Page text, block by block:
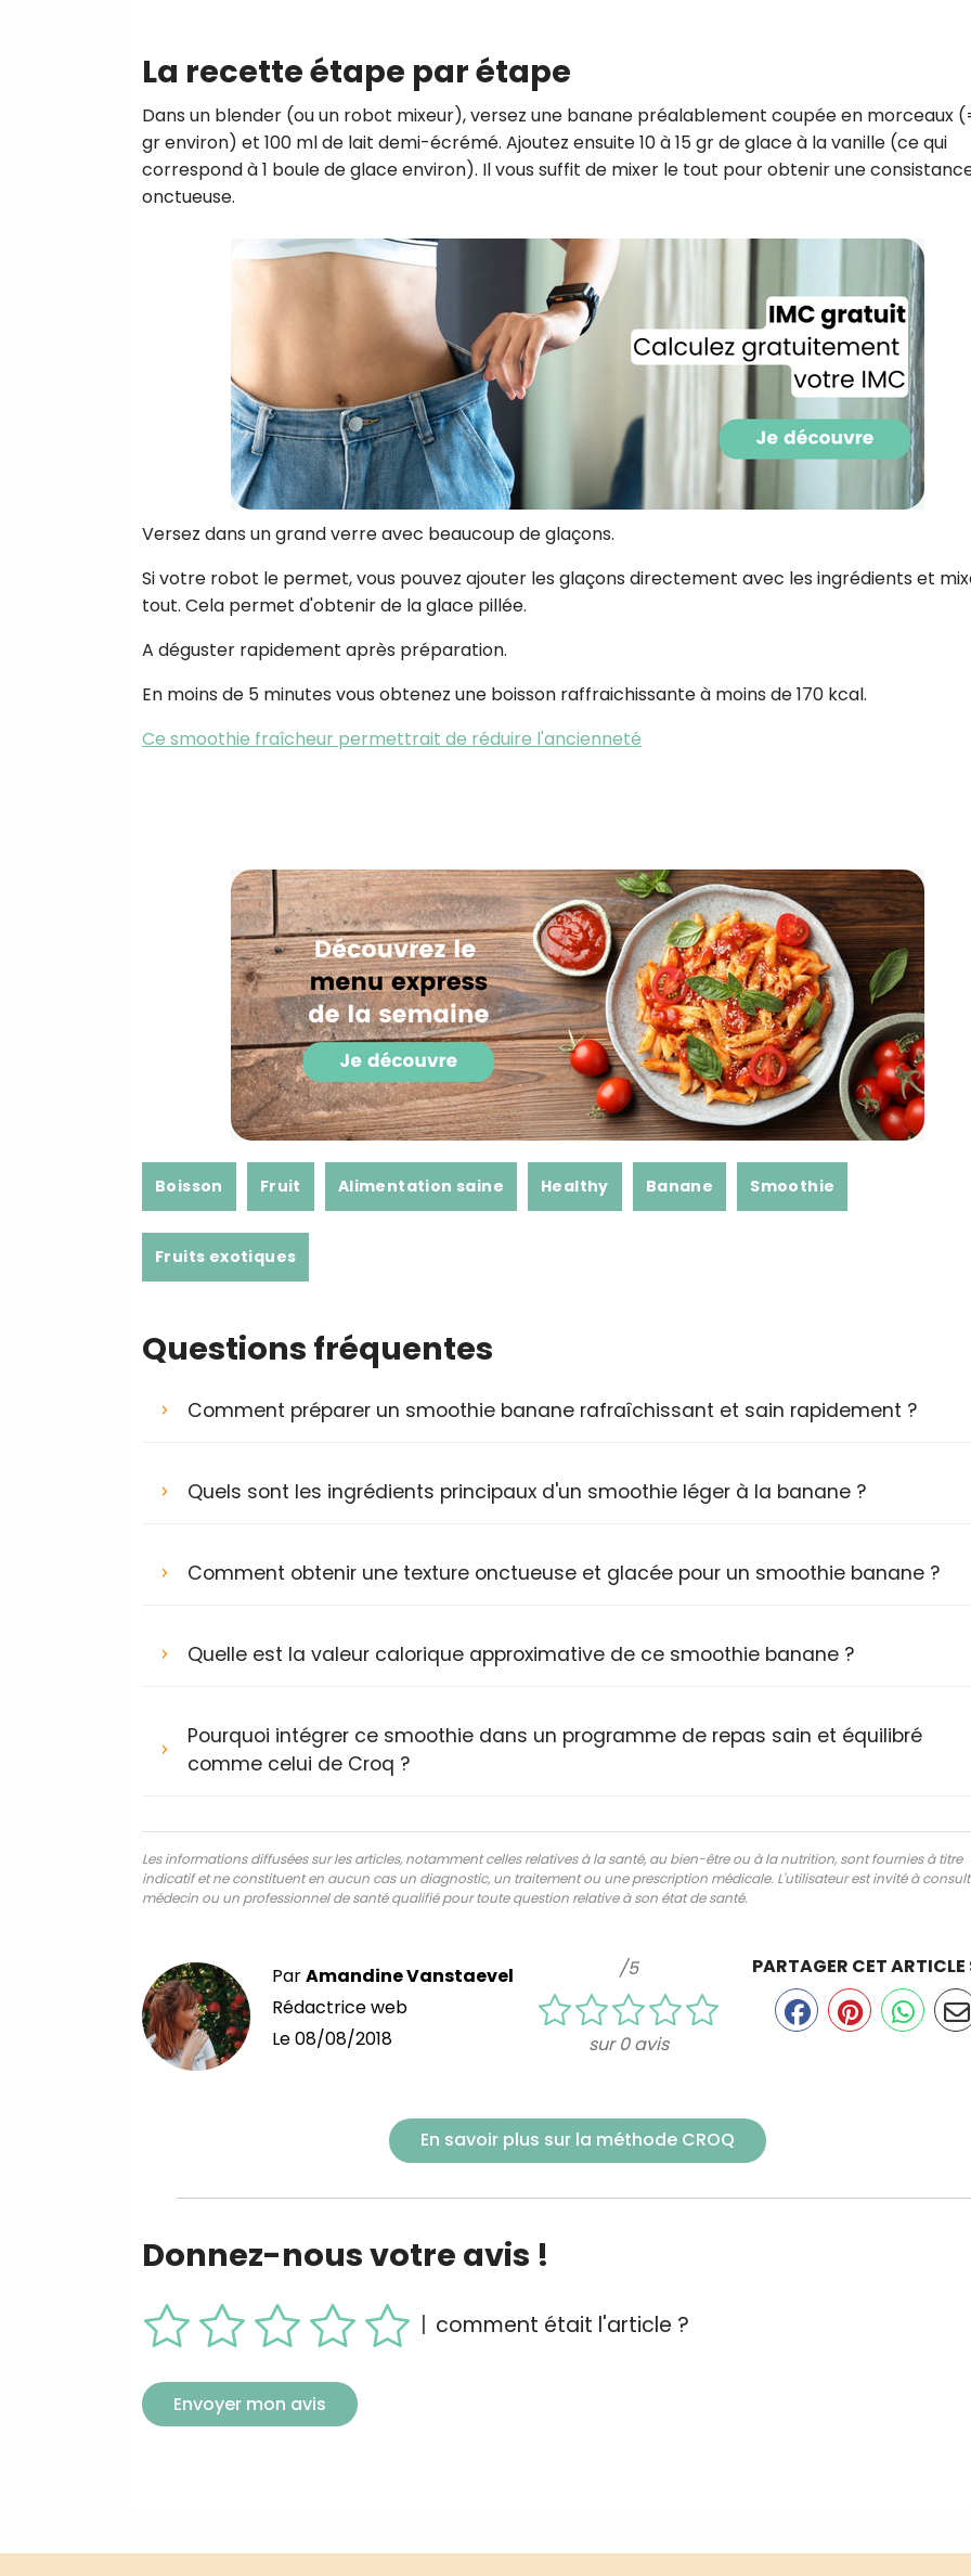
La recette étape par étape
Dans un blender (ou un robot mixeur), versez une banane préalablement coupée en morceaux
gr environ) et 100 ml de lait demi-écrémé. Ajoutez ensuite 10 à 15 gr de glace à la vanille (ce qui
correspond à 1 boule de glace environ). Il vous suffit de mixer le tout pour obtenir une
onctueuse.
Versez dans un grand verre avec beaucoup de glaçons.
Si votre robot le permet, vous pouvez ajouter les glaçons directement avec les ingrédients et
tout. Cela permet d'obtenir de la glace pillée.
A déguster rapidement après préparation.
En moins de 5 minutes vous obtenez une boisson raffraichissante à moins de 170 kcal.
Ce smoothie fraîcheur permettrait de réduire l'ancienneté
Boisson Fruit Alimentation saine Healthy Banane Smoothie
Fruits exotiques
Questions fréquentes
Comment préparer un smoothie banane rafraîchissant et sain rapidement ?
Quels sont les ingrédients principaux d'un smoothie léger à la banane ?
Comment obtenir une texture onctueuse et glacée pour un smoothie banane ?
Quelle est la valeur calorique approximative de ce smoothie banane ?
Pourquoi intégrer ce smoothie dans un programme de repas sain et équilibré
comme celui de Croq ?
Les informations diffusées sur les articles, notamment celles relatives à la santé, au bien-être ou à la nutrition, sont fournies à titre
indicatif et ne constituent en aucun cas un diagnostic, un traitement ou une prescription médicale. L'utilisateur est invité à
médecin ou un professionnel de santé qualifié pour toute question relative à son état de santé.
ParAmandine Vanstaevel
Rédactrice web
Le08/08/2018
/5
sur 0 avis
PARTAGER CET ARTICLE
En savoir plus sur la méthode CROQ
Donnez-nous votre avis !
comment était l'article ?
Envoyer mon avis
Recevez gratuitement
!
des informations sur le terminal que
utilisez. Pour en savoir plus sur ces
voir notrepolitique de confidentialité
Je reçois mon cadeau !
Votre adresse email sera utilisée par Digital Prisma
envoyer votre newsletter contenant des offres
personnalisées. Vous pourrez vous désinscrire en
désabonnement intégré dans la newsletter. Pour en
exercer vos droits, prenez connaissance de notre
Confidentialité.